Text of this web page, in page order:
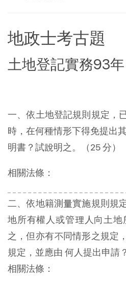
地政士考古題
土地登記實務93年
一、依土地登記規則規定，
時，在何種情形下得免提出
明書？試說明之。（25 分）
相關法條：
二、依地籍測量實施規則規
地所有權人或管理人向土
之，但亦有不同情形之規定
規定，並應由 何人提出申請
相關法條：